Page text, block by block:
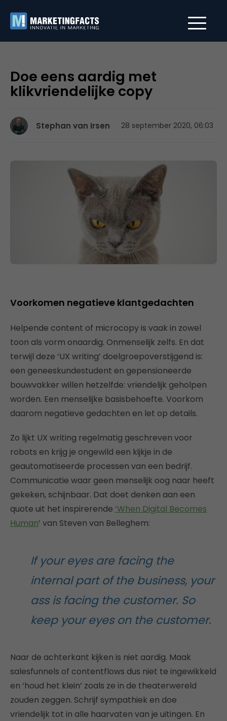
Doe eens aardig met
klikvriendelijke copy
Stephan van Irsen 28 september 2020, 06:03
Voorkomen negatieve klantgedachten
Helpende content of microcopy is vaak in zowel
toon als vorm onaardig. Onmenselijk zelfs. En dat
terwijl deze ‘UX writing’ doelgroepoverstijgend is:
een geneeskundestudent en gepensioneerde
bouwvakker willen hetzelfde: vriendelijk geholpen
worden. Een menselijke basisbehoefte. Voorkom
daarom negatieve gedachten en let op details.
Zo lijkt UX writing regelmatig geschreven voor
robots en krijg je ongewild een kijkje in de
geautomatiseerde processen van een bedrijf.
Communicatie waar geen menselijk oog naar heeft
gekeken, schijnbaar. Dat doet denken aan een
quote uit het inspirerende ‘When Digital Becomes
Human’ van Steven van Belleghem:
If your eyes are facing the
internal part of the business, your
ass is facing the customer. So
keep your eyes on the customer.
Naar de achterkant kijken is niet aardig. Maak
salesfunnels of contentflows dus niet te ingewikkeld
en ‘houd het klein’ zoals ze in de theaterwereld
zouden zeggen. Schrijf sympathiek en doe
vriendelijk tot in alle haarvaten van je uitingen. En